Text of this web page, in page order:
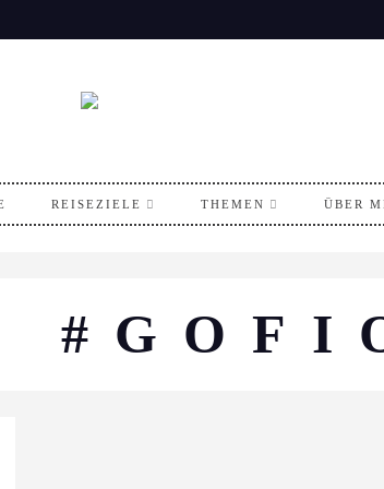
REISEZIELE THEMEN ÜBER